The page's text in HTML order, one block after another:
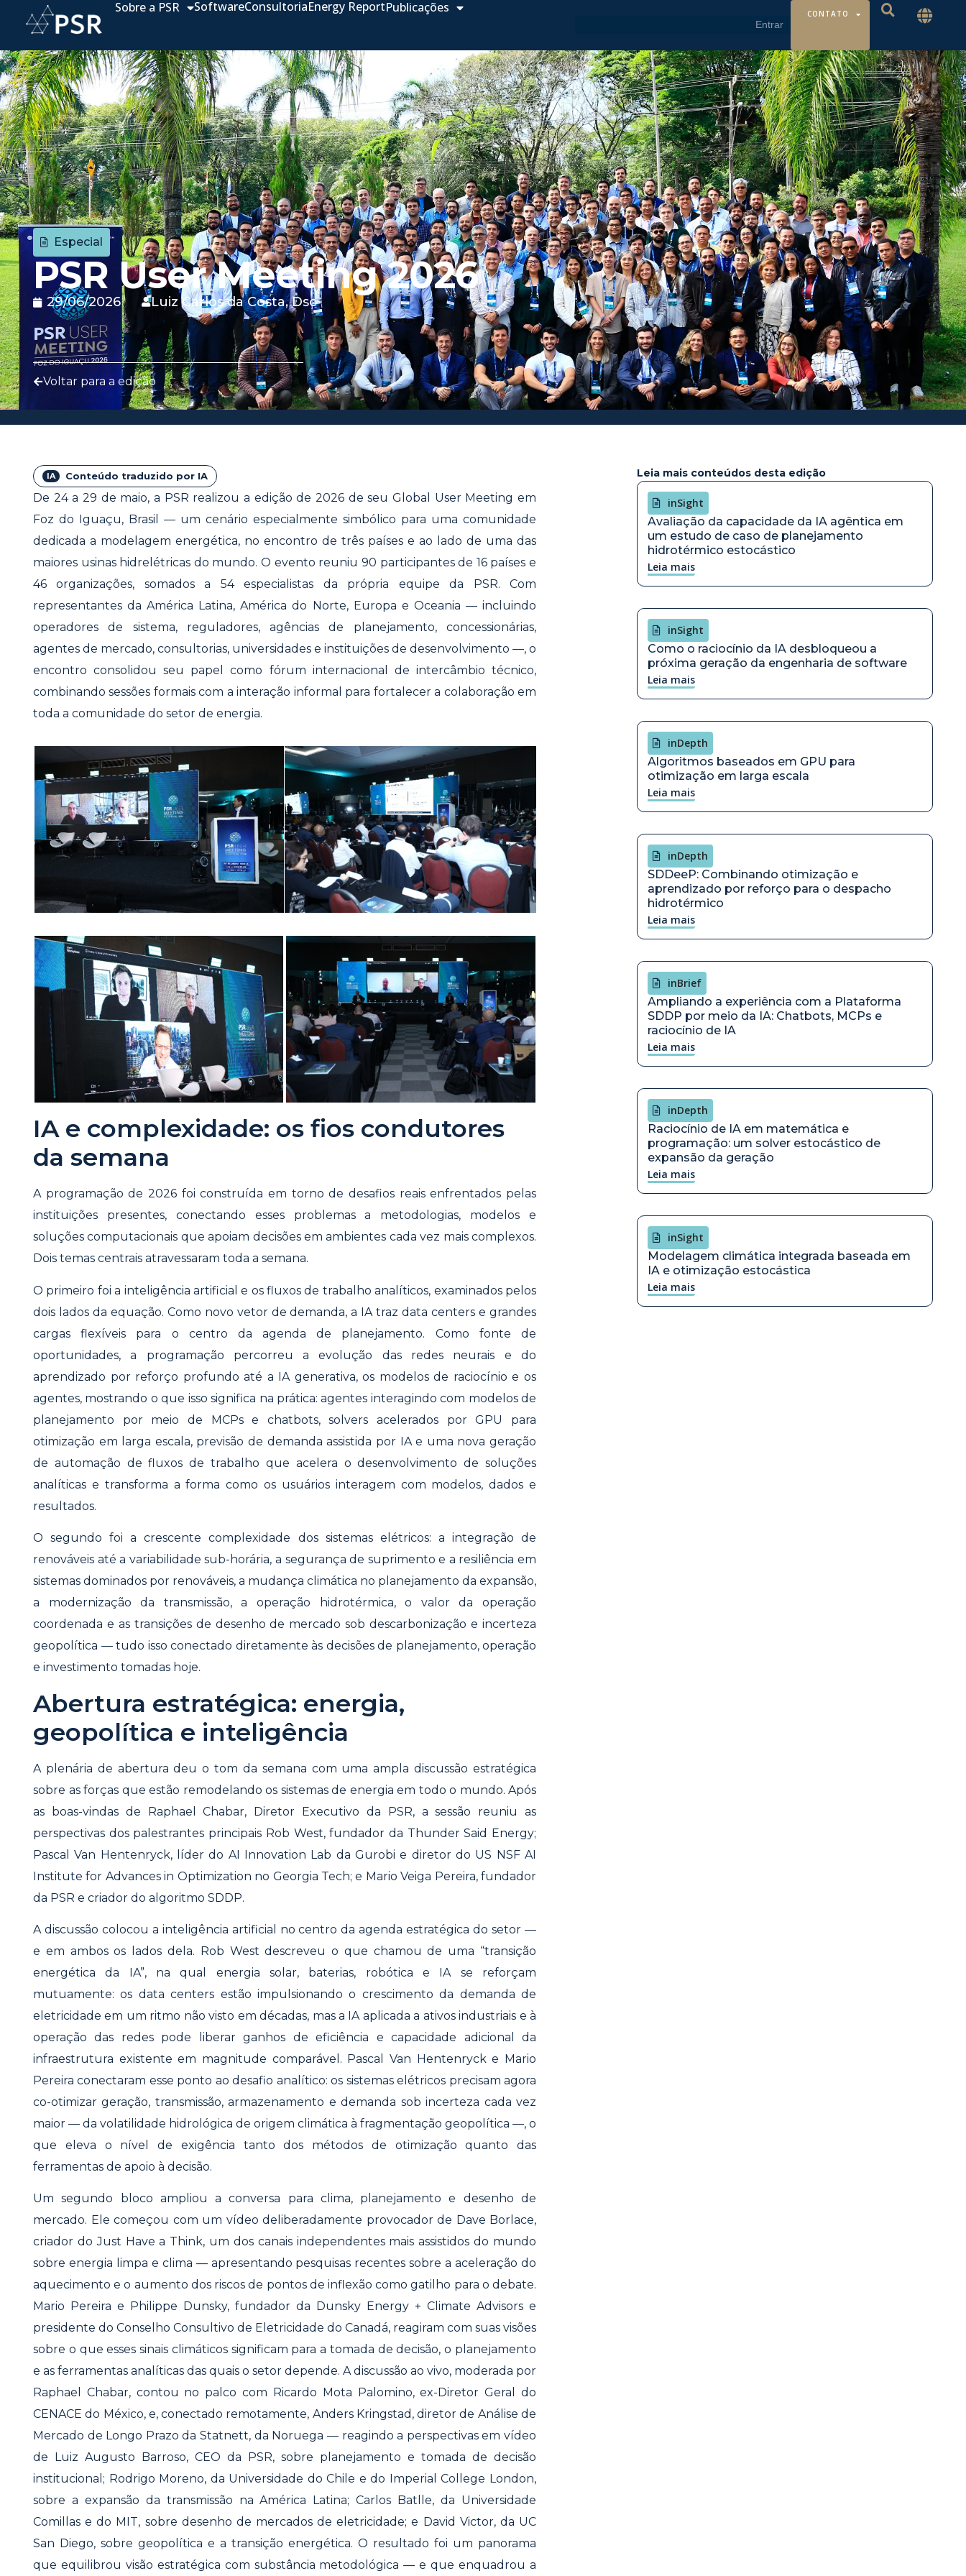
Sobre a PSR SoftwareConsultoriaEnergy ReportPublicações CONTATO
Especial
PSR User Meeting 2026
29/06/2026 Luiz Carlos da Costa, Dsc
Voltar para a edição
Conteúdo traduzido por IA
De 24 a 29 de maio, a PSR realizou a edição de 2026 de seu Global User Meeting em
Foz do Iguaçu, Brasil — um cenário especialmente simbólico para uma comunidade
dedicada a modelagem energética, no encontro de três países e ao lado de uma das
maiores usinas hidrelétricas do mundo. O evento reuniu 90 participantes de 16 países e
46 organizações, somados a 54 especialistas da própria equipe da PSR. Com
representantes da América Latina, América do Norte, Europa e Oceania — incluindo
operadores de sistema, reguladores, agências de planejamento, concessionárias,
agentes de mercado, consultorias, universidades e instituições de desenvolvimento —, o
encontro consolidou seu papel como fórum internacional de intercâmbio técnico,
combinando sessões formais com a interação informal para fortalecer a colaboração em
toda a comunidade do setor de energia.
IA e complexidade: os fios condutores
da semana
A programação de 2026 foi construída em torno de desafios reais enfrentados pelas
instituições presentes, conectando esses problemas a metodologias, modelos e
soluções computacionais que apoiam decisões em ambientes cada vez mais complexos.
Dois temas centrais atravessaram toda a semana.
O primeiro foi a inteligência artificial e os fluxos de trabalho analíticos, examinados pelos
dois lados da equação. Como novo vetor de demanda, a IA traz data centers e grandes
cargas flexíveis para o centro da agenda de planejamento. Como fonte de
oportunidades, a programação percorreu a evolução das redes neurais e do
aprendizado por reforço profundo até a IA generativa, os modelos de raciocínio e os
agentes, mostrando o que isso significa na prática: agentes interagindo com modelos de
planejamento por meio de MCPs e chatbots, solvers acelerados por GPU para
otimização em larga escala, previsão de demanda assistida por IA e uma nova geração
de automação de fluxos de trabalho que acelera o desenvolvimento de soluções
analíticas e transforma a forma como os usuários interagem com modelos, dados e
resultados.
O segundo foi a crescente complexidade dos sistemas elétricos: a integração de
renováveis até a variabilidade sub-horária, a segurança de suprimento e a resiliência em
sistemas dominados por renováveis, a mudança climática no planejamento da expansão,
a modernização da transmissão, a operação hidrotérmica, o valor da operação
coordenada e as transições de desenho de mercado sob descarbonização e incerteza
geopolítica — tudo isso conectado diretamente às decisões de planejamento, operação
e investimento tomadas hoje.
Abertura estratégica: energia,
geopolítica e inteligência
A plenária de abertura deu o tom da semana com uma ampla discussão estratégica
sobre as forças que estão remodelando os sistemas de energia em todo o mundo. Após
as boas-vindas de Raphael Chabar, Diretor Executivo da PSR, a sessão reuniu as
perspectivas dos palestrantes principais Rob West, fundador da Thunder Said Energy;
Pascal Van Hentenryck, líder do AI Innovation Lab da Gurobi e diretor do US NSF AI
Institute for Advances in Optimization no Georgia Tech; e Mario Veiga Pereira, fundador
da PSR e criador do algoritmo SDDP.
A discussão colocou a inteligência artificial no centro da agenda estratégica do setor —
e em ambos os lados dela. Rob West descreveu o que chamou de uma “transição
energética da IA”, na qual energia solar, baterias, robótica e IA se reforçam
mutuamente: os data centers estão impulsionando o crescimento da demanda de
eletricidade em um ritmo não visto em décadas, mas a IA aplicada a ativos industriais e à
operação das redes pode liberar ganhos de eficiência e capacidade adicional da
infraestrutura existente em magnitude comparável. Pascal Van Hentenryck e Mario
Pereira conectaram esse ponto ao desafio analítico: os sistemas elétricos precisam agora
co-otimizar geração, transmissão, armazenamento e demanda sob incerteza cada vez
maior — da volatilidade hidrológica de origem climática à fragmentação geopolítica —, o
que eleva o nível de exigência tanto dos métodos de otimização quanto das
ferramentas de apoio à decisão.
Um segundo bloco ampliou a conversa para clima, planejamento e desenho de
mercado. Ele começou com um vídeo deliberadamente provocador de Dave Borlace,
criador do Just Have a Think, um dos canais independentes mais assistidos do mundo
sobre energia limpa e clima — apresentando pesquisas recentes sobre a aceleração do
aquecimento e o aumento dos riscos de pontos de inflexão como gatilho para o debate.
Mario Pereira e Philippe Dunsky, fundador da Dunsky Energy + Climate Advisors e
presidente do Conselho Consultivo de Eletricidade do Canadá, reagiram com suas visões
sobre o que esses sinais climáticos significam para a tomada de decisão, o planejamento
e as ferramentas analíticas das quais o setor depende. A discussão ao vivo, moderada por
Raphael Chabar, contou no palco com Ricardo Mota Palomino, ex-Diretor Geral do
CENACE do México, e, conectado remotamente, Anders Kringstad, diretor de Análise de
Mercado de Longo Prazo da Statnett, da Noruega — reagindo a perspectivas em vídeo
de Luiz Augusto Barroso, CEO da PSR, sobre planejamento e tomada de decisão
institucional; Rodrigo Moreno, da Universidade do Chile e do Imperial College London,
sobre a expansão da transmissão na América Latina; Carlos Batlle, da Universidade
Comillas e do MIT, sobre desenho de mercados de eletricidade; e David Victor, da UC
San Diego, sobre geopolítica e a transição energética. O resultado foi um panorama
que equilibrou visão estratégica com substância metodológica — e que enquadrou a
Leia mais conteúdos desta edição
inSight
Avaliação da capacidade da IA agêntica em
um estudo de caso de planejamento
hidrotérmico estocástico
Leia mais
inSight
Como o raciocínio da IA desbloqueou a
próxima geração da engenharia de software
Leia mais
inDepth
Algoritmos baseados em GPU para
otimização em larga escala
Leia mais
inDepth
SDDeeP: Combinando otimização e
aprendizado por reforço para o despacho
hidrotérmico
Leia mais
inBrief
Ampliando a experiência com a Plataforma
SDDP por meio da IA: Chatbots, MCPs e
raciocínio de IA
Leia mais
inDepth
Raciocínio de IA em matemática e
programação: um solver estocástico de
expansão da geração
Leia mais
inSight
Modelagem climática integrada baseada em
IA e otimização estocástica
Leia mais